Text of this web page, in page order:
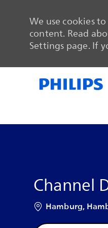
We use cookies
content. Read
Settings page. If
Channel
Location
Hamburg,